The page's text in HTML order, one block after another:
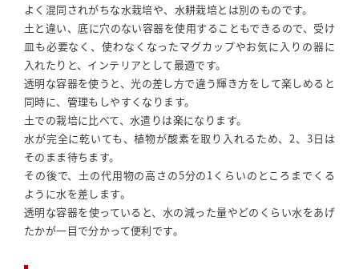
よく混同されがちな水栽培や、水耕栽培とは別のものです。
土と違い、底に穴のない容器を使用することもできるので、受け
皿も必要なく、使わなくなったマグカップやお気に入りの器に
入れたりと、インテリアとして最適です。
透明な容器を使うと、光の差し方で違う輝き方をして楽しめると
同時に、管理もしやすくなります。
土での栽培に比べて、水遣りは楽になります。
水が完全に乾いても、植物が酸素を取り入れるため、2、3日は
そのまま待ちます。
その後で、土の代用物の高さの5分の1くらいのところまでくる
ように水を差します。
透明な容器を使っていると、水の減った量やどのくらい水をあげ
たかが一目で分かって便利です。